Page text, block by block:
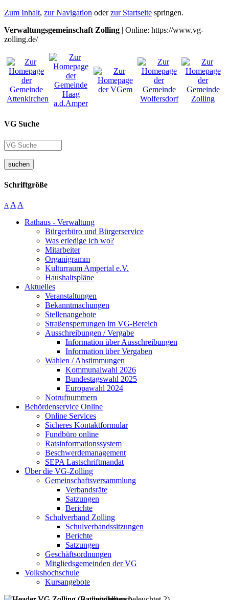
Zum Inhalt, zur Navigation oderzur Startseite springen.
Verwaltungsgemeinschaft Zolling | Online: https://www.vg-
zolling.de/
VG Suche
suchen
Schriftgröße
A A A
Rathaus - Verwaltung
Bürgerbüro und Bürgerservice
Was erledige ich wo?
Mitarbeiter
Organigramm
Kulturraum Ampertal e.V.
Haushaltspläne
Aktuelles
Veranstaltungen
Bekanntmachungen
Stellenangebote
Straßensperrungen im VG-Bereich
Ausschreibungen / Vergabe
Information über Ausschreibungen
Information über Vergaben
Wahlen / Abstimmungen
Kommunalwahl 2026
Bundestagswahl 2025
Europawahl 2024
Notrufnummern
Behördenservice Online
Online Services
Sicheres Kontaktformular
Fundbüro online
Ratsinformationssystem
Beschwerdemanagement
SEPA Lastschriftmandat
Über die VG-Zolling
Gemeinschaftsversammlung
Verbandsräte
Satzungen
Berichte
Schulverband Zolling
Schulverbandssitzungen
Berichte
Satzungen
Geschäftsordnungen
Mitgliedsgemeinden der VG
Volkshochschule
Kursangebote